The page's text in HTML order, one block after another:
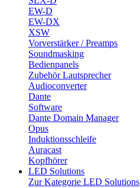
EW-D
EW-DX
XSW
Vorverstärker / Preamps
Soundmasking
Bedienpanels
Zubehör Lautsprecher
Audioconverter
Dante
Software
Dante Domain Manager
Opus
Induktionsschleife
Auracast
Kopfhörer
LED Solutions
Zur Kategorie LED Solutions